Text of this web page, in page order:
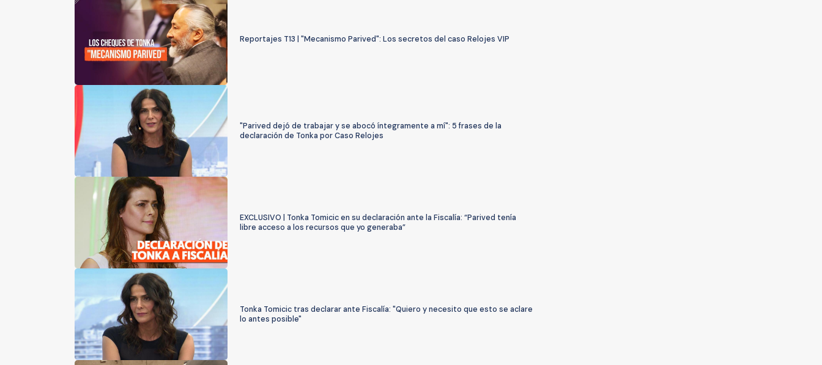
Reportajes T13 | "Mecanismo Parived": Los secretos del caso Relojes VIP
"Parived dejó de trabajar y se abocó íntegramente a mí": 5 frases de la
declaración de Tonka por Caso Relojes
EXCLUSIVO | Tonka Tomicic en su declaración ante la Fiscalía: “Parived tenía
libre acceso a los recursos que yo generaba”
Tonka Tomicic tras declarar ante Fiscalía: "Quiero y necesito que esto se aclare
lo antes posible"